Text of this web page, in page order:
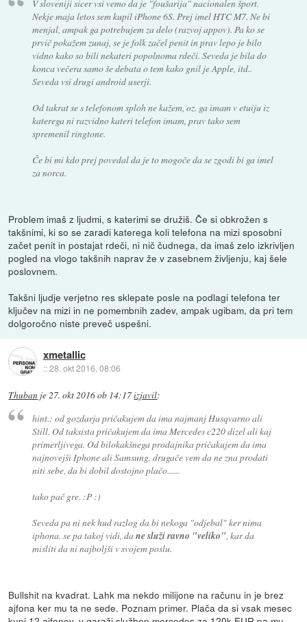
V sloveniji sicer vsi vemo da je "foušarija" nacionalen šport.
Nekje maja letos sem kupil iPhone 6S. Prej imel HTC M7. Ne bi
menjal, ampak ga potrebujem za delo (razvoj appov). Pa ko se
prvič pokažem zunaj, se je folk začel penit in prav lepo je bilo
vidno kako so bili nekateri popolnoma rdeči. Seveda je bila do
konca večera samo še debata o tem kako gnil je Apple, itd..
Seveda vsi drugi android userji.
Od takrat se s telefonom sploh ne kažem, oz. ga imam v etuiju iz
katerega ni razvidno kateri telefon imam, prav tako sem
spremenil ringtone.
Če bi mi kdo prej povedal da je to mogoče da se zgodi bi ga imel
za norca.
Problem imaš z ljudmi, s katerimi se družiš. Če si obkrožen s
takšnimi, ki so se zaradi katerega koli telefona na mizi sposobni
začet penit in postajat rdeči, ni nič čudnega, da imaš zelo izkrivljen
pogled na vlogo takšnih naprav že v zasebnem življenju, kaj šele
poslovnem.
Takšni ljudje verjetno res sklepate posle na podlagi telefona ter
ključev na mizi in ne pomembnih zadev, ampak ugibam, da pri tem
dolgoročno niste preveč uspešni.
xmetallic
::28. okt 2016, 08:06
Thuban je27. okt 2016 ob 14:17izjavil:
hint.: od gozdarja pričakujem da ima najmanj Husqvarno ali
Still. Od taksista pričakujem da ima Mercedes c220 dizel ali kaj
primerljivega. Od bilokakšnega prodajnika pričakujem da ima
najnovejši Iphone ali Samsung, drugače vem da ne zna prodati
niti sebe, da bi dobil dostojno plačo......
tako pač gre. :P :)
Seveda pa ni nek hud razlog da bi nekoga "odjebal" ker nima
iphona. se pa takoj vidi, dane služi ravno "veliko", kar da
misliti da ni najboljši v svojem poslu.
Bullshit na kvadrat. Lahk ma nekdo milijone na računu in je brez
ajfona ker mu ta ne sede. Poznam primer. Plača da si vsak mesec